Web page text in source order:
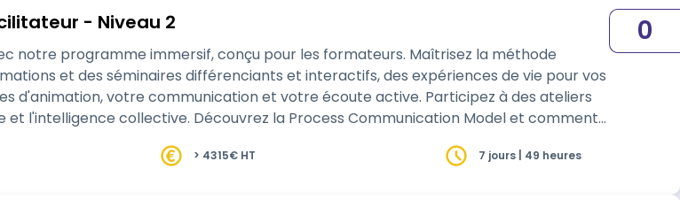
- Niveau 2
immersif, conçu pour les formateurs. Maîtrisez la méthode
et des séminaires différenciants et interactifs, des expériences de vie pour vos
votre communication et votre écoute active. Participez à des ateliers
la Process Communication Model et comment
0
> 4315€ HT 7 jours | 49 heures